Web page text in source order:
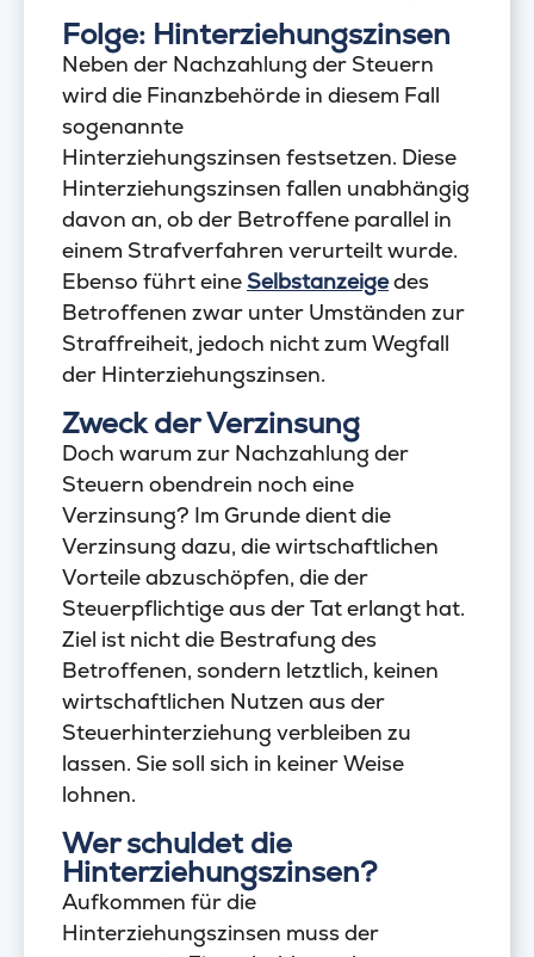
Folge: Hinterziehungszinsen
Neben der Nachzahlung der Steuern
wird die Finanzbehörde in diesem Fall
sogenannte
Hinterziehungszinsen festsetzen. Diese
Hinterziehungszinsen fallen unabhängig
davon an, ob der Betroffene parallel in
einem Strafverfahren verurteilt wurde.
Ebenso führt eineSelbstanzeigedes
Betroffenen zwar unter Umständen zur
Straffreiheit, jedoch nicht zum Wegfall
der Hinterziehungszinsen.
Zweck der Verzinsung
Doch warum zur Nachzahlung der
Steuern obendrein noch eine
Verzinsung? Im Grunde dient die
Verzinsung dazu, die wirtschaftlichen
Vorteile abzuschöpfen, die der
Steuerpflichtige aus der Tat erlangt hat.
Ziel ist nicht die Bestrafung des
Betroffenen, sondern letztlich, keinen
wirtschaftlichen Nutzen aus der
Steuerhinterziehung verbleiben zu
lassen. Sie soll sich in keiner Weise
lohnen.
Wer schuldet die
Hinterziehungszinsen?
Aufkommen für die
Hinterziehungszinsen muss der